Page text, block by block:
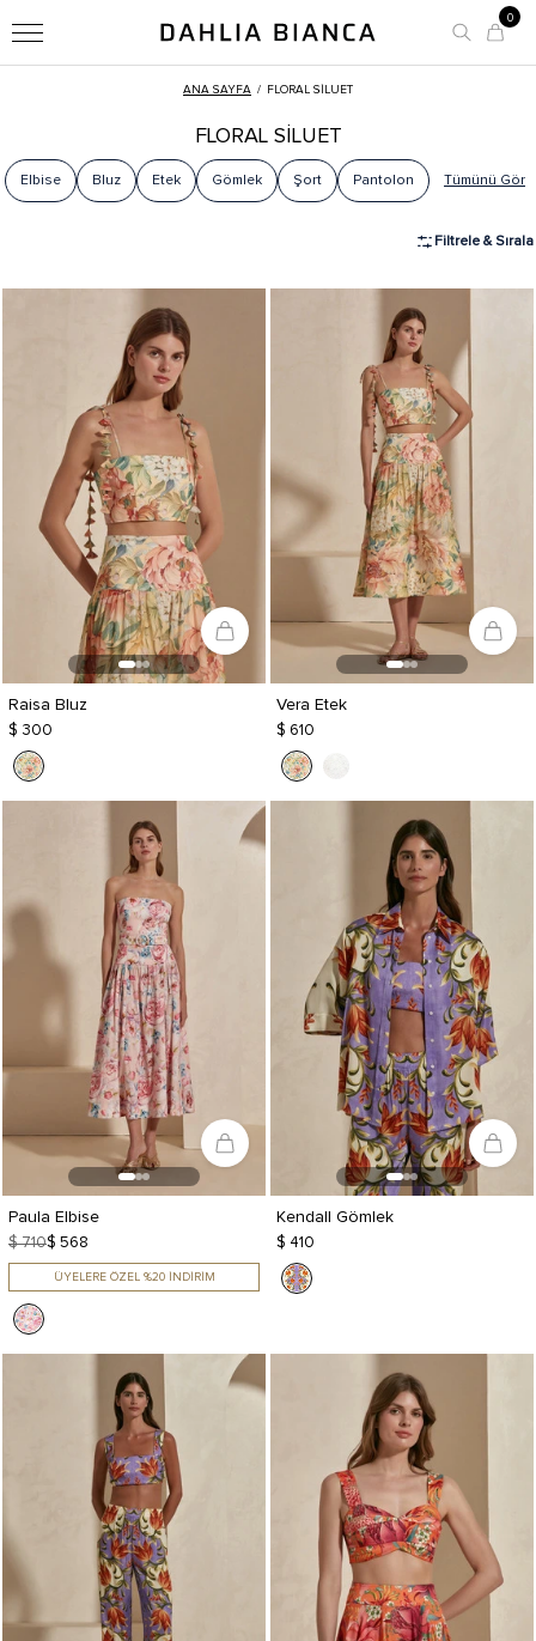
0
ANA SAYFA / FLORAL SİLUET
FLORAL SİLUET
Elbise Bluz Etek Gömlek Şort Pantolon Tümünü Gör
Filtrele & Sırala
Raisa Bluz
$ 300
Vera Etek
$ 610
Paula Elbise
$ 710$ 568
ÜYELERE ÖZEL %20 İNDİRİM
Kendall Gömlek
$ 410